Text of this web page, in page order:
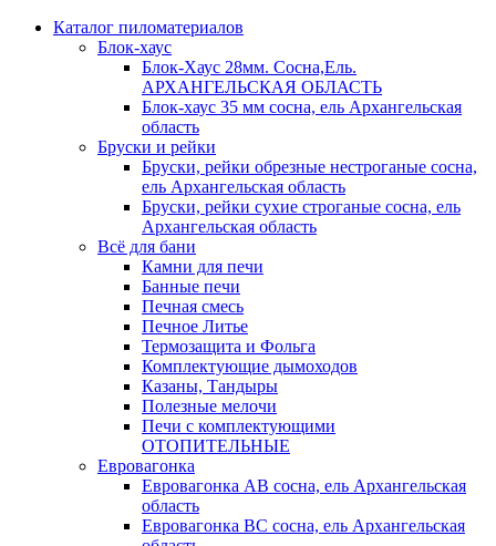
Каталог пиломатериалов
Блок-хаус
Блок-Хаус 28мм. Сосна,Ель.
АРХАНГЕЛЬСКАЯ ОБЛАСТЬ
Блок-хаус 35 мм сосна, ель Архангельская
область
Бруски и рейки
Бруски, рейки обрезные нестроганые сосна,
ель Архангельская область
Бруски, рейки сухие строганые сосна, ель
Архангельская область
Всё для бани
Камни для печи
Банные печи
Печная смесь
Печное Литье
Термозащита и Фольга
Комплектующие дымоходов
Казаны, Тандыры
Полезные мелочи
Печи с комплектующими
ОТОПИТЕЛЬНЫЕ
Евровагонка
Евровагонка АВ сосна, ель Архангельская
область
Евровагонка ВС сосна, ель Архангельская